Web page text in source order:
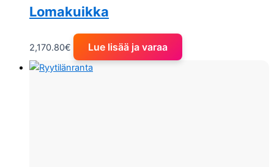
Lomakuikka
2,170.80€ Lue lisää ja varaa